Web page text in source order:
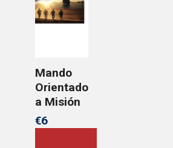
Mando
Orientado
a Misión
€6